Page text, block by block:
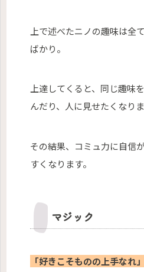
上で述べたニノの趣味は全
ばかり。
上達してくると、同じ趣味
んだり、人に見せたくなりま
その結果、コミュ力に自信
すくなります。
マジック
「好きこそものの上手なれ」